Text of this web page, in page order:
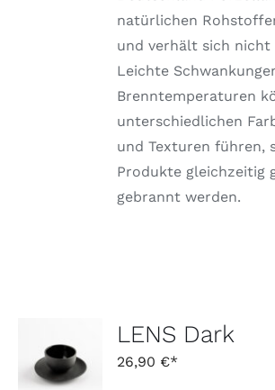
natürlichen
und verhält sich nicht
Leichte
Brenntemperaturen
unterschiedlichen
und Texturen führen,
Produkte gleichzeitig
gebrannt werden.
WARENKORB
/
LENS Dark
26,90 €